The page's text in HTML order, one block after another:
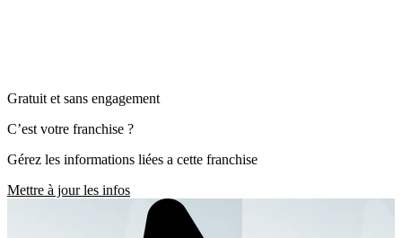
Gratuit et sans engagement
C’est votre franchise ?
Gérez les informations liées a cette franchise
Mettre à jour les infos